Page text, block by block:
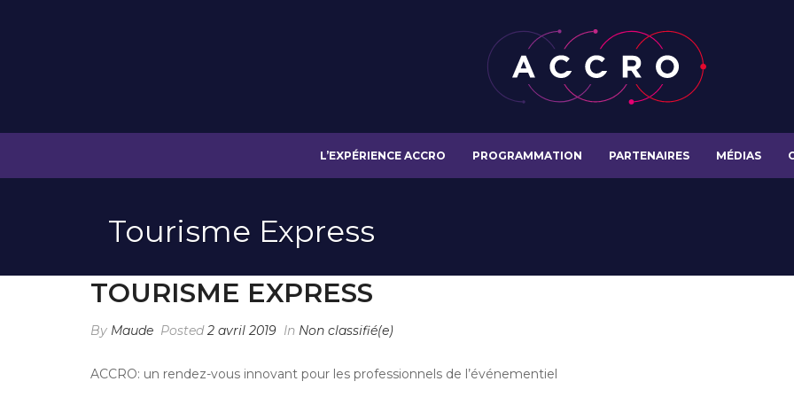
L’EXPÉRIENCE ACCRO PROGRAMMATION PARTENAIRES MÉDIAS
Tourisme Express
TOURISME EXPRESS
By Maude Posted2 avril 2019 In Non classifié(e)
ACCRO: un rendez-vous innovant pour les professionnels de l’événementiel